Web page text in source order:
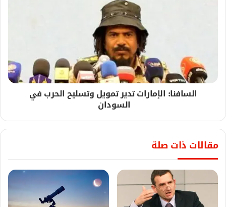
السافنا: الإمارات تدير تمويل وتسليح الحرب في
السودان
مقالات ذات صلة